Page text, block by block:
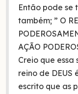
Então pode se
também; ” O
AÇÃO
Creio que
reino de DEUS
escrito que as